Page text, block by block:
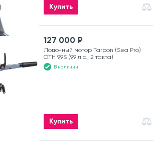
Купить
127 000 ₽
Лодочный мотор Tarpon (Sea Pro)
OTH 9,9S (9,9 л.с., 2 такта)
В наличии
Купить